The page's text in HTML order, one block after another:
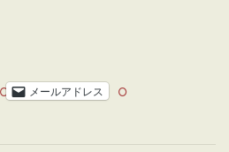
メールアドレス